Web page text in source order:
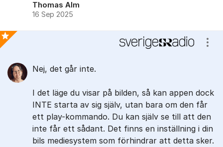
Thomas Alm
16 Sep 2025
Nej, det går inte.
I det läge du visar på bilden, så kan appen dock
INTE starta av sig själv, utan bara om den får
ett play-kommando. Du kan själv se till att den
inte får ett sådant. Det finns en inställning i din
bils mediesystem som förhindrar att detta sker.